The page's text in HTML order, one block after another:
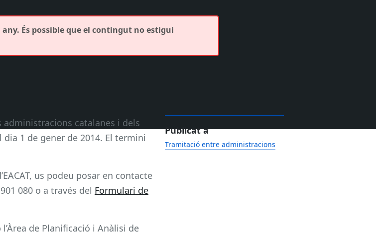
És possible que el contingut no estigui
administracions catalanes i dels
1 de gener de 2014. El termini
us podeu posar en contacte
080 o a través del Formulari de
de Planificació i Anàlisi de
Publicat a
Tramitació entre administracions